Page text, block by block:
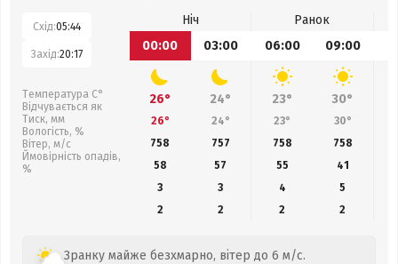
Схід:05:44
Захід:20:17
Температура С°
Відчувається як
Тиск, мм
Вологість, %
Вітер, м/с
Ймовірність опадів,
%
Ніч
Ранок
00:00
03:00 06:00 09:00
26° 24° 23° 30°
26° 24° 23° 30°
758
757 758 758
58
57 55
41
3
3 4
5
2
2 2 2
Зранку майже безхмарно, вітер до 6 м/с.